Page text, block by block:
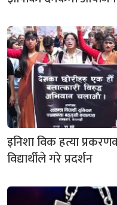
इनिशा विक हत्या
विद्यार्थीले गरे प्रदर्शन